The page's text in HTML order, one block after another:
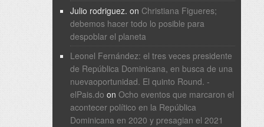
Julio rodriguez. on Christiana Figueres;
debemos hacer todo lo posible para
despoblar el planeta
Leonel Fernández: el tres veces presidente
de República Dominicana, en busca de una
nuevaoportunidad. El quinto Round. -
elPais.do on Ocho eventos que marcaron el
acontecer político en la República
Dominicana en 2020 y presagian el 2021